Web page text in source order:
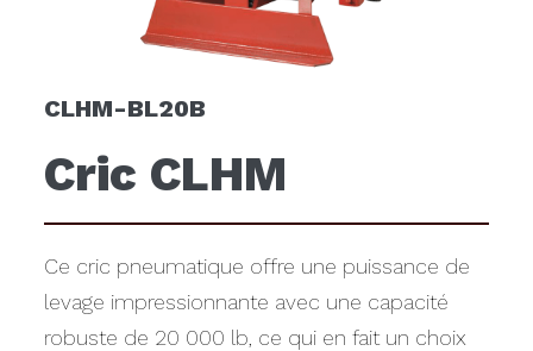
CLHM-BL20B
Cric CLHM
Ce cric pneumatique offre une puissance de
levage impressionnante avec une capacité
robuste de 20 000 lb, ce qui en fait un choix